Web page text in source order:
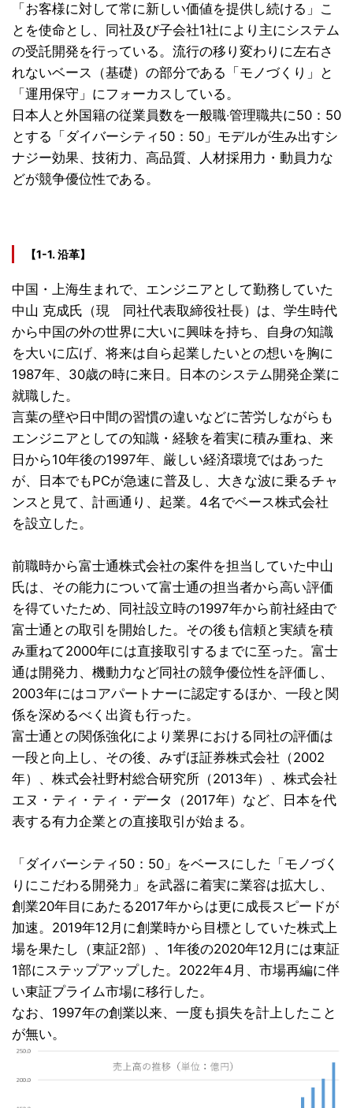
「お客様に対して常に新しい価値を提供し続ける」こ
とを使命とし、同社及び子会社1社により主にシステム
の受託開発を行っている。流行の移り変わりに左右さ
れないベース（基礎）の部分である「モノづくり」と
「運用保守」にフォーカスしている。
日本人と外国籍の従業員数を一般職‧管理職共に50：50
とする「ダイバーシティ50：50」モデルが生み出すシ
ナジー効果、技術力、高品質、人材採用力・動員力な
どが競争優位性である。
【1-1. 沿革】
中国・上海生まれで、エンジニアとして勤務していた
中山 克成氏（現 同社代表取締役社長）は、学生時代
から中国の外の世界に大いに興味を持ち、自身の知識
を大いに広げ、将来は自ら起業したいとの想いを胸に
1987年、30歳の時に来日。日本のシステム開発企業に
就職した。
言葉の壁や日中間の習慣の違いなどに苦労しながらも
エンジニアとしての知識・経験を着実に積み重ね、来
日から10年後の1997年、厳しい経済環境ではあった
が、日本でもPCが急速に普及し、大きな波に乗るチャ
ンスと見て、計画通り、起業。4名でベース株式会社
を設立した。
前職時から富士通株式会社の案件を担当していた中山
氏は、その能力について富士通の担当者から高い評価
を得ていたため、同社設立時の1997年から前社経由で
富士通との取引を開始した。その後も信頼と実績を積
み重ねて2000年には直接取引するまでに至った。富士
通は開発力、機動力など同社の競争優位性を評価し、
2003年にはコアパートナーに認定するほか、一段と関
係を深めるべく出資も行った。
富士通との関係強化により業界における同社の評価は
一段と向上し、その後、みずほ証券株式会社（2002
年）、株式会社野村総合研究所（2013年）、株式会社
エヌ・ティ・ティ・データ（2017年）など、日本を代
表する有力企業との直接取引が始まる。
「ダイバーシティ50：50」をベースにした「モノづく
りにこだわる開発力」を武器に着実に業容は拡大し、
創業20年目にあたる2017年からは更に成長スピードが
加速。2019年12月に創業時から目標としていた株式上
場を果たし（東証2部）、1年後の2020年12月には東証
1部にステップアップした。2022年4月、市場再編に伴
い東証プライム市場に移行した。
なお、1997年の創業以来、一度も損失を計上したこと
が無い。